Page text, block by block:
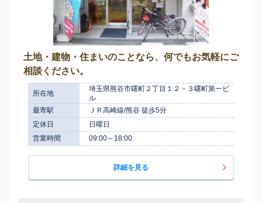
土地・建物・住まいのことなら、何でもお気軽にご
相談ください。
所在地
埼玉県熊谷市曙町２丁目１２－３曙町第一ビ
ル
最寄駅
ＪＲ高崎線/熊谷 徒歩5分
定休日
日曜日
営業時間
09:00～18:00
詳細を見る